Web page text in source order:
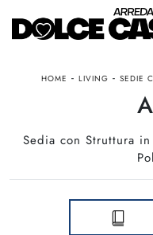
HOME - LIVING - SEDIE
Sedia con Struttura